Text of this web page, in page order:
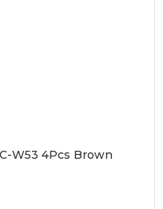
W53 4Pcs Brown